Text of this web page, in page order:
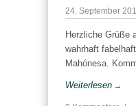
24. September
Herzliche Grüße
wahrhaft
Mahónesa.
Weiterlesen →